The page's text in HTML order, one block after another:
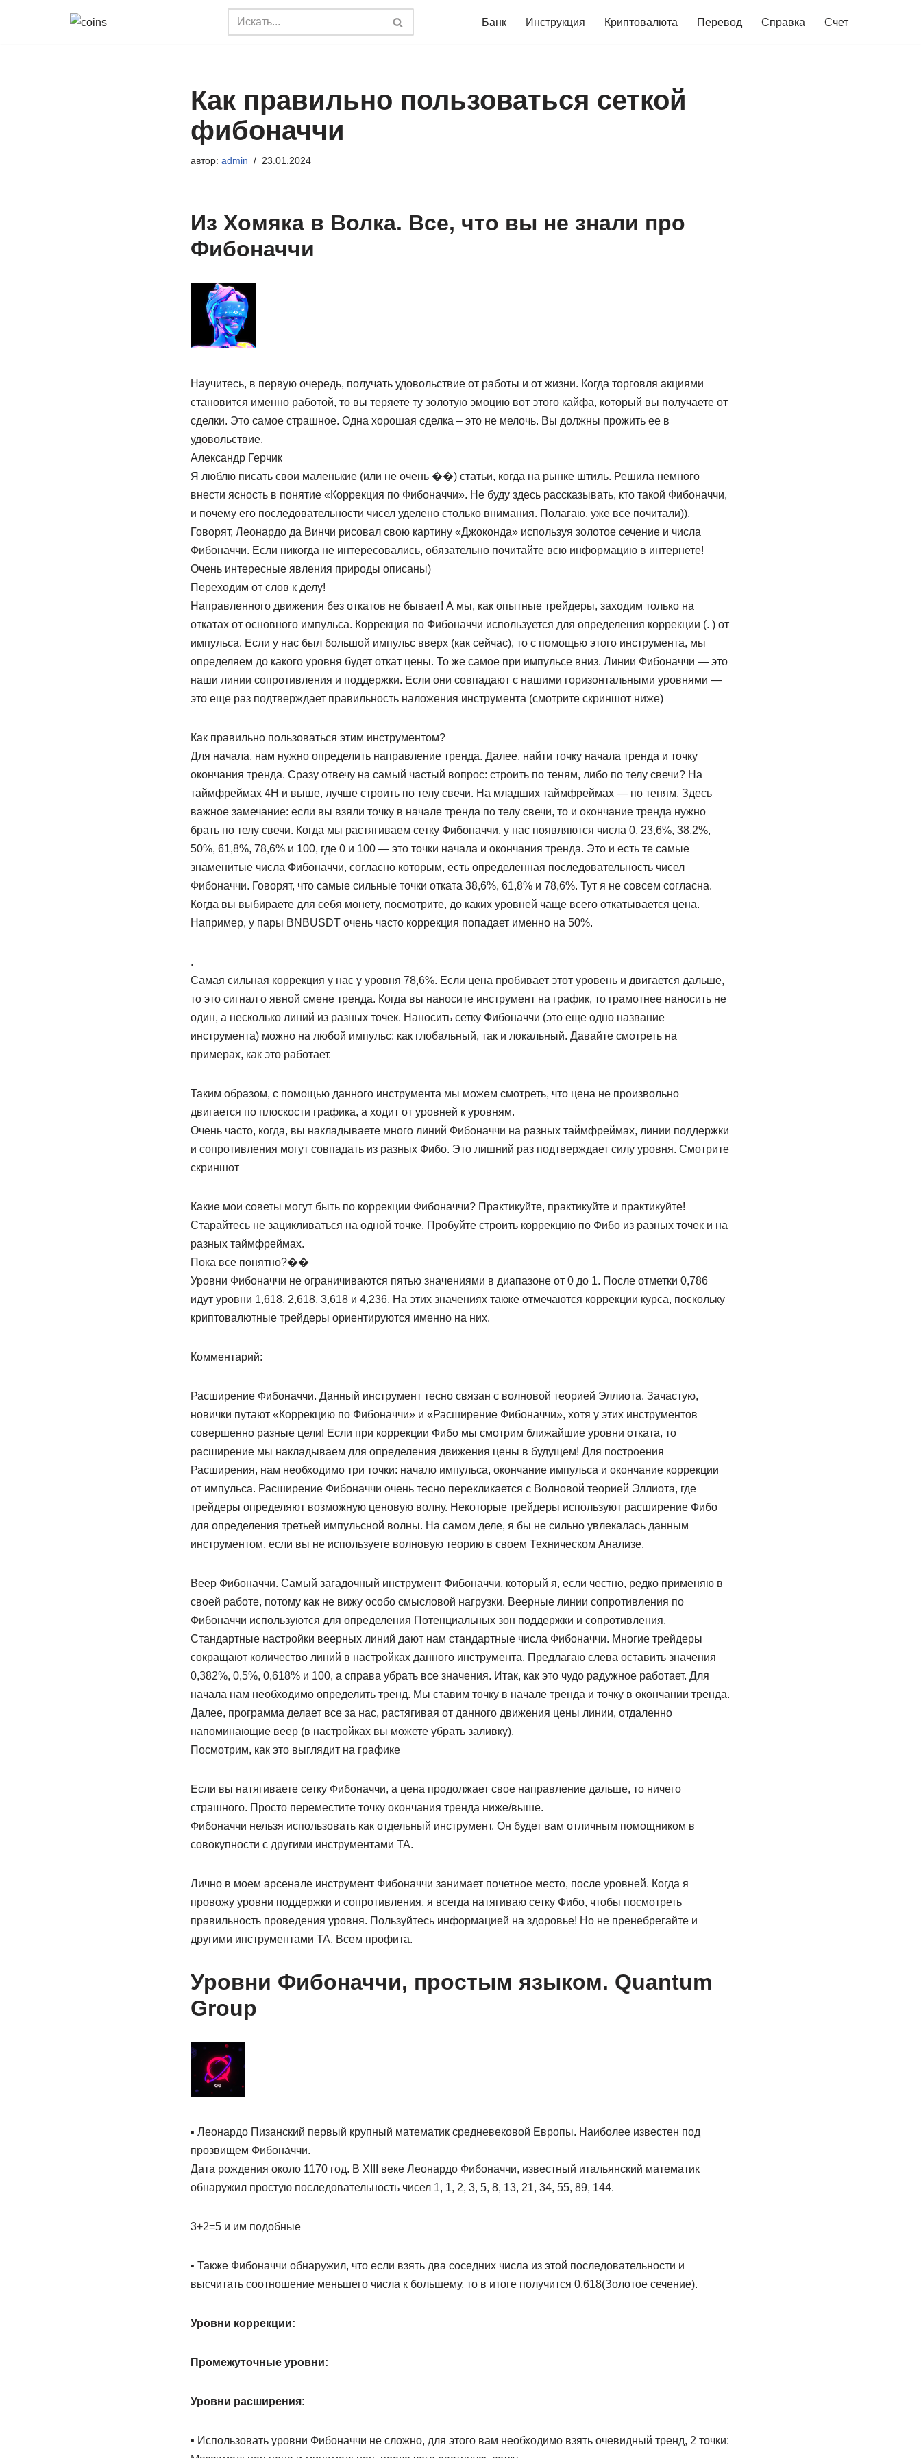
Банк Инструкция Криптовалюта Перевод Справка Счет
Как правильно пользоваться сеткой
фибоначчи
автор: admin 23.01.2024
Из Хомяка в Волка. Все, что вы не знали про
Фибоначчи
Научитесь, в первую очередь, получать удовольствие от работы и от жизни. Когда торговля акциями
становится именно работой, то вы теряете ту золотую эмоцию вот этого кайфа, который вы получаете от
сделки. Это самое страшное. Одна хорошая сделка – это не мелочь. Вы должны прожить ее в
удовольствие.
Александр Герчик
Я люблю писать свои маленькие (или не очень ��) статьи, когда на рынке штиль. Решила немного
внести ясность в понятие «Коррекция по Фибоначчи». Не буду здесь рассказывать, кто такой Фибоначчи,
и почему его последовательности чисел уделено столько внимания. Полагаю, уже все почитали)).
Говорят, Леонардо да Винчи рисовал свою картину «Джоконда» используя золотое сечение и числа
Фибоначчи. Если никогда не интересовались, обязательно почитайте всю информацию в интернете!
Очень интересные явления природы описаны)
Переходим от слов к делу!
Направленного движения без откатов не бывает! А мы, как опытные трейдеры, заходим только на
откатах от основного импульса. Коррекция по Фибоначчи используется для определения коррекции (. ) от
импульса. Если у нас был большой импульс вверх (как сейчас), то с помощью этого инструмента, мы
определяем до какого уровня будет откат цены. То же самое при импульсе вниз. Линии Фибоначчи — это
наши линии сопротивления и поддержки. Если они совпадают с нашими горизонтальными уровнями —
это еще раз подтверждает правильность наложения инструмента (смотрите скриншот ниже)
Как правильно пользоваться этим инструментом?
Для начала, нам нужно определить направление тренда. Далее, найти точку начала тренда и точку
окончания тренда. Сразу отвечу на самый частый вопрос: строить по теням, либо по телу свечи? На
таймфреймах 4Н и выше, лучше строить по телу свечи. На младших таймфреймах — по теням. Здесь
важное замечание: если вы взяли точку в начале тренда по телу свечи, то и окончание тренда нужно
брать по телу свечи. Когда мы растягиваем сетку Фибоначчи, у нас появляются числа 0, 23,6%, 38,2%,
50%, 61,8%, 78,6% и 100, где 0 и 100 — это точки начала и окончания тренда. Это и есть те самые
знаменитые числа Фибоначчи, согласно которым, есть определенная последовательность чисел
Фибоначчи. Говорят, что самые сильные точки отката 38,6%, 61,8% и 78,6%. Тут я не совсем согласна.
Когда вы выбираете для себя монету, посмотрите, до каких уровней чаще всего откатывается цена.
Например, у пары BNBUSDT очень часто коррекция попадает именно на 50%.
.
Самая сильная коррекция у нас у уровня 78,6%. Если цена пробивает этот уровень и двигается дальше,
то это сигнал о явной смене тренда. Когда вы наносите инструмент на график, то грамотнее наносить не
один, а несколько линий из разных точек. Наносить сетку Фибоначчи (это еще одно название
инструмента) можно на любой импульс: как глобальный, так и локальный. Давайте смотреть на
примерах, как это работает.
Таким образом, с помощью данного инструмента мы можем смотреть, что цена не произвольно
двигается по плоскости графика, а ходит от уровней к уровням.
Очень часто, когда, вы накладываете много линий Фибоначчи на разных таймфреймах, линии поддержки
и сопротивления могут совпадать из разных Фибо. Это лишний раз подтверждает силу уровня. Смотрите
скриншот
Какие мои советы могут быть по коррекции Фибоначчи? Практикуйте, практикуйте и практикуйте!
Старайтесь не зацикливаться на одной точке. Пробуйте строить коррекцию по Фибо из разных точек и на
разных таймфреймах.
Пока все понятно?��
Уровни Фибоначчи не ограничиваются пятью значениями в диапазоне от 0 до 1. После отметки 0,786
идут уровни 1,618, 2,618, 3,618 и 4,236. На этих значениях также отмечаются коррекции курса, поскольку
криптовалютные трейдеры ориентируются именно на них.
Комментарий:
Расширение Фибоначчи. Данный инструмент тесно связан с волновой теорией Эллиота. Зачастую,
новички путают «Коррекцию по Фибоначчи» и «Расширение Фибоначчи», хотя у этих инструментов
совершенно разные цели! Если при коррекции Фибо мы смотрим ближайшие уровни отката, то
расширение мы накладываем для определения движения цены в будущем! Для построения
Расширения, нам необходимо три точки: начало импульса, окончание импульса и окончание коррекции
от импульса. Расширение Фибоначчи очень тесно перекликается с Волновой теорией Эллиота, где
трейдеры определяют возможную ценовую волну. Некоторые трейдеры используют расширение Фибо
для определения третьей импульсной волны. На самом деле, я бы не сильно увлекалась данным
инструментом, если вы не используете волновую теорию в своем Техническом Анализе.
Веер Фибоначчи. Самый загадочный инструмент Фибоначчи, который я, если честно, редко применяю в
своей работе, потому как не вижу особо смысловой нагрузки. Веерные линии сопротивления по
Фибоначчи используются для определения Потенциальных зон поддержки и сопротивления.
Стандартные настройки веерных линий дают нам стандартные числа Фибоначчи. Многие трейдеры
сокращают количество линий в настройках данного инструмента. Предлагаю слева оставить значения
0,382%, 0,5%, 0,618% и 100, а справа убрать все значения. Итак, как это чудо радужное работает. Для
начала нам необходимо определить тренд. Мы ставим точку в начале тренда и точку в окончании тренда.
Далее, программа делает все за нас, растягивая от данного движения цены линии, отдаленно
напоминающие веер (в настройках вы можете убрать заливку).
Посмотрим, как это выглядит на графике
Если вы натягиваете сетку Фибоначчи, а цена продолжает свое направление дальше, то ничего
страшного. Просто переместите точку окончания тренда ниже/выше.
Фибоначчи нельзя использовать как отдельный инструмент. Он будет вам отличным помощником в
совокупности с другими инструментами ТА.
Лично в моем арсенале инструмент Фибоначчи занимает почетное место, после уровней. Когда я
провожу уровни поддержки и сопротивления, я всегда натягиваю сетку Фибо, чтобы посмотреть
правильность проведения уровня. Пользуйтесь информацией на здоровье! Но не пренебрегайте и
другими инструментами ТА. Всем профита.
Уровни Фибоначчи, простым языком. Quantum
Group
▪️ Леонардо Пизанский первый крупный математик средневековой Европы. Наиболее известен под
прозвищем Фибона́ччи.
Дата рождения около 1170 год. В XIII веке Леонардо Фибоначчи, известный итальянский математик
обнаружил простую последовательность чисел 1, 1, 2, 3, 5, 8, 13, 21, 34, 55, 89, 144.
3+2=5 и им подобные
▪️ Также Фибоначчи обнаружил, что если взять два соседних числа из этой последовательности и
высчитать соотношение меньшего числа к большему, то в итоге получится 0.618(Золотое сечение).
Уровни коррекции:
Промежуточные уровни:
Уровни расширения:
▪️ Использовать уровни Фибоначчи не сложно, для этого вам необходимо взять очевидный тренд, 2 точки: